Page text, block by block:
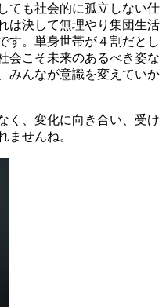
ても社会的に孤立しない仕
は決して無理やり集団生活
す。単身世帯が４割だとし
会こそ未来のあるべき姿な
みんなが意識を変えていか
く、変化に向き合い、受け
ませんね。